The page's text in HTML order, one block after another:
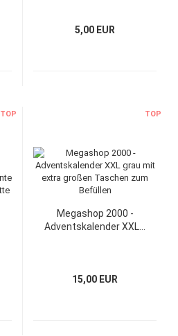
5,00 EUR
TOP TOP
Megashop 2000 -
Adventskalender XXL...
15,00 EUR